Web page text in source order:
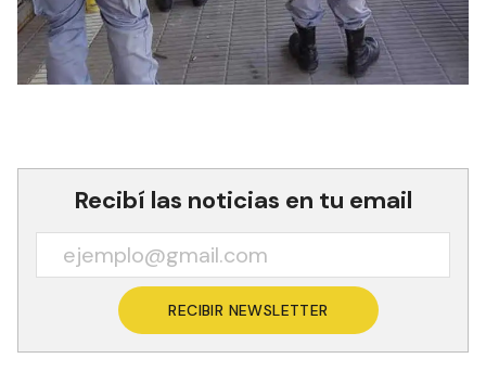
Recibí las noticias en tu email
RECIBIR NEWSLETTER